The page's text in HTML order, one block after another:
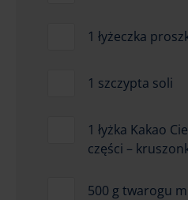
1 łyżeczka
1 szczypta soli
1 łyżka Kakao
części –
500 g twarogu